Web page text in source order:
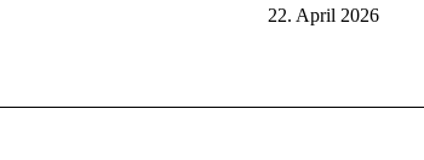
22. April 2026